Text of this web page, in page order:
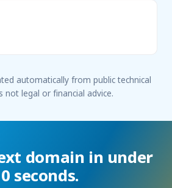
automatically from public technical
not legal or financial advice.
domain in under
seconds.